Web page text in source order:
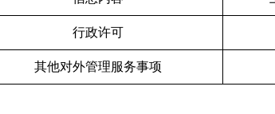
行政许可
其他对外管理服务事项